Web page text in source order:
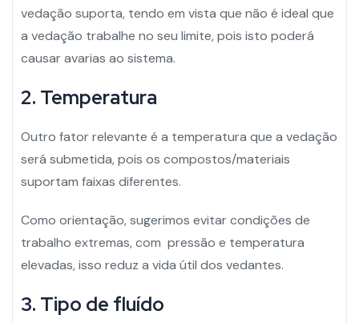
vedação suporta, tendo em vista que não é ideal que
a vedação trabalhe no seu limite, pois isto poderá
causar avarias ao sistema.
2. Temperatura
Outro fator relevante é a temperatura que a vedação
será submetida, pois os compostos/materiais
suportam faixas diferentes.
Como orientação, sugerimos evitar condições de
trabalho extremas, com pressão e temperatura
elevadas, isso reduz a vida útil dos vedantes.
3. Tipo de fluído